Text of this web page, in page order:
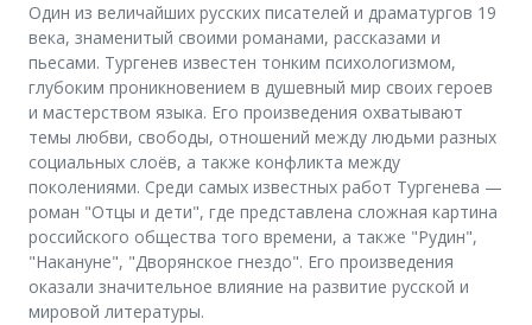
Один из величайших русских писателей и драматургов 19
века, знаменитый своими романами, рассказами и
пьесами. Тургенев известен тонким психологизмом,
глубоким проникновением в душевный мир своих героев
и мастерством языка. Его произведения охватывают
темы любви, свободы, отношений между людьми разных
социальных слоёв, а также конфликта между
поколениями. Среди самых известных работ Тургенева —
роман "Отцы и дети", где представлена сложная картина
российского общества того времени, а также "Рудин",
"Накануне", "Дворянское гнездо". Его произведения
оказали значительное влияние на развитие русской и
мировой литературы.